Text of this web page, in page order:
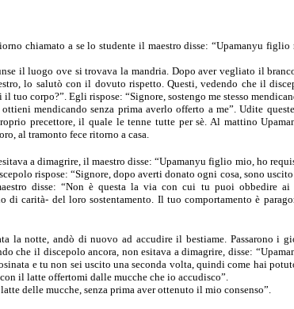
chiamato a se lostudente il maestro disse: “Upamanyu
il luogo ove sitrovava la mandria. Dopo aver vegliato il
lo salutò con il dovuto rispetto. Questi, vedendo che il
tuo corpo?”. Egli rispose: “Signore, sostengo me stesso
mendicando senza prima averlo offerto a me”. Udite
precettore, il quale letenne tutte per sè. Al mattino
al tramonto fece ritorno a casa.
a dimagrire, ilmaestro disse: “Upamanyu figlio mio, ho
rispose: “Signore, dopo averti donato ogni cosa, sono
disse: “Non è questa la via con cui tu puoi obbedire ai
dicarità- del loro sostentamento. Il tuo comportamento è
la notte, andò dinuovo ad accudire il bestiame. Passarono i
che il discepolo ancora, non esitava a dimagrire, disse:
e tu non sei uscito unaseconda volta, quindi come hai
con il latte offertomi dalle mucche che io accudisco”.
delle mucche, senza prima aver ottenuto il mio consenso”.